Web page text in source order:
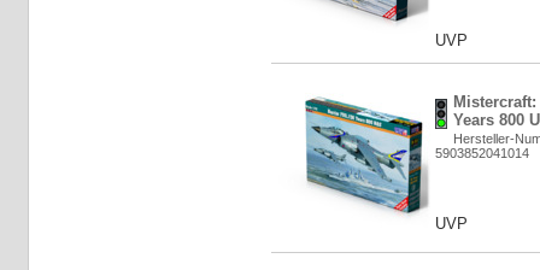
UVP
Years 800
Hersteller-
5903852041014
UVP